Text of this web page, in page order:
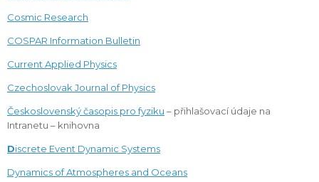
Cosmic Research
COSPAR Information Bulletin
Current Applied Physics
Czechoslovak Journal of Physics
Československý časopis pro fyziku – přihlašovací údaje na
Intranetu – knihovna
Discrete Event Dynamic Systems
Dynamics of Atmospheres and Oceans